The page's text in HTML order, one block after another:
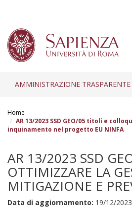
contenuto
principale
AMMINISTRAZIONE TRASPARENTE
Home
AR 13/2023 SSD GEO/05 titoli e
inquinamento nel progetto EU NINFA
AR 13/2023 SSD
OTTIMIZZARE LA
MITIGAZIONE E
Data di aggiornamento: 19/12/